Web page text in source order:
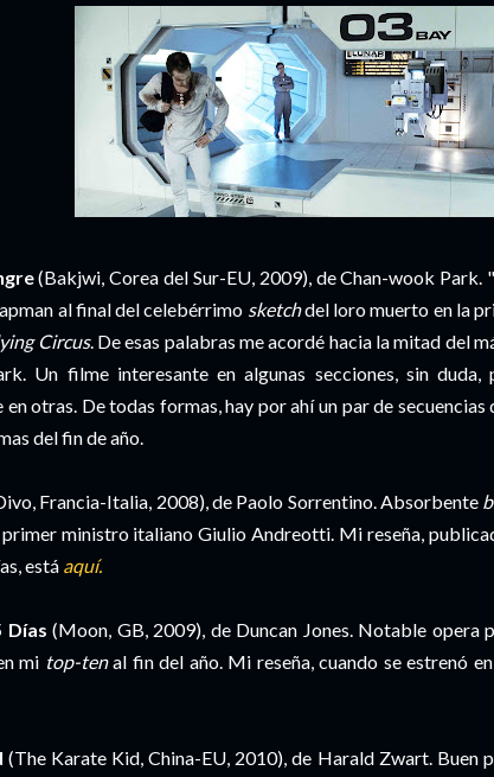
(Bakjwi, Corea del Sur-EU, 2009), de Chan-wook Park.
al final del celebérrimo sketchdel loro muerto en la
Circus. De esas palabras me acordé hacia la mitad del
Un filme interesante en algunas secciones, sin duda,
en otras. De todas formas, hay por ahí un par de secuencias
del fin de año.
Francia-Italia, 2008), de Paolo Sorrentino. Absorbente
ministro italiano Giulio Andreotti. Mi reseña,
está aquí.
Días (Moon, GB, 2009), de Duncan Jones. Notable opera
mi top-tenal fin del año. Mi reseña, cuando se estrenó
(The Karate Kid, China-EU, 2010), de Harald Zwart. Buen